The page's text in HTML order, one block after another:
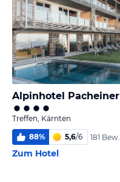
Alpinhotel Pacheiner
Treffen, Kärnten
88% 5,6/6 181 Bew.
Zum Hotel